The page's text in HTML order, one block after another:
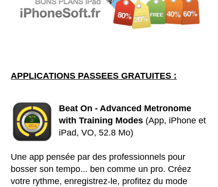
APPLICATIONS PASSEES GRATUITES :
Beat On - Advanced Metronome
with Training Modes (App, iPhone et
iPad, VO, 52.8 Mo)
Une app pensée par des professionnels pour
bosser son tempo... ben comme un pro. Créez
votre rythme, enregistrez-le, profitez du mode